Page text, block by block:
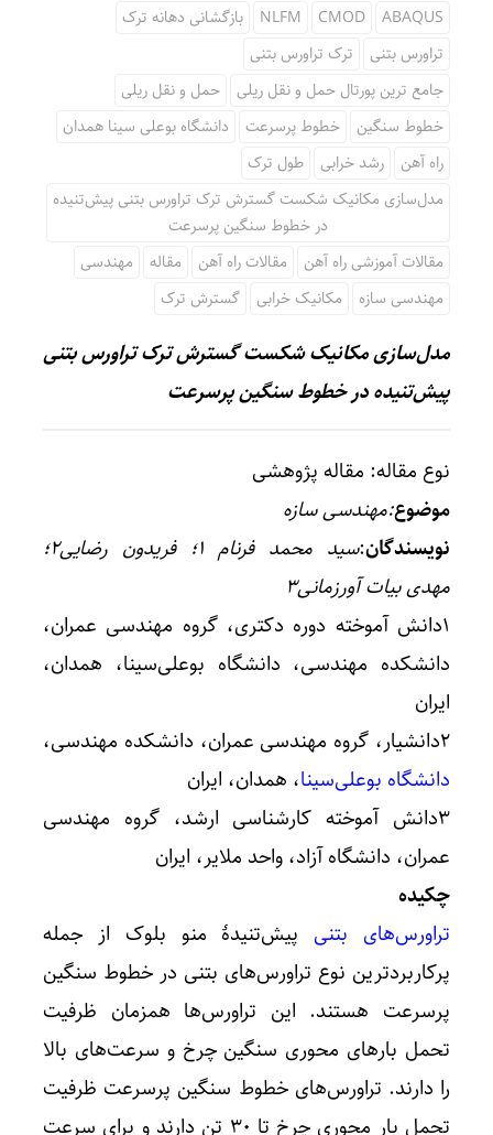
ABAQUS
CMOD
NLFM
بازگشانی دهانه ترک
تراورس بتنی
ترک تراورس بتنی
جامع ترین پورتال حمل و نقل ریلی
حمل و نقل ریلی
خطوط سنگین
خطوط پرسرعت
دانشگاه بوعلی سینا همدان
راه آهن
رشد خرابی
طول ترک
مدل‌سازی مکانیک شکست گسترش ترک تراورس بتنی پیش‌تنیده
در خطوط سنگین پرسرعت
مقالات آموزشی راه آهن
مقالات راه آهن مقاله
مهندسی
مهندسی سازه
مکانیک خرابی گسترش ترک
مدل‌سازی مکانیک شکست گسترش ترک تراورس بتنی
پیش‌تنیده در خطوط سنگین پرسرعت
نوع مقاله: مقاله پژوهشی
موضوع:مهندسی سازه
نویسندگان:
سید محمد فرنام ۱؛ فریدون رضایی۲؛
مهدی بیات آورزمانی۳
۱دانش آموخته دوره دکتری، گروه مهندسی عمران،
دانشکده مهندسی، دانشگاه بوعلی‌سینا، همدان،
ایران
۲دانشیار، گروه مهندسی عمران، دانشکده مهندسی،
دانشگاه بوعلی‌سینا، همدان، ایران
۳دانش آموخته کارشناسی ارشد، گروه مهندسی
عمران، دانشگاه آزاد، واحد ملایر، ایران
چکیده
تراورس‌های بتنی پیش‌تنیدۀ منو بلوک از جمله
پرکاربردترین نوع تراورس‌های بتنی در خطوط سنگین
پرسرعت هستند. این تراورس‌ها همزمان ظرفیت
تحمل بارهای محوری سنگین چرخ و سرعت‌های بالا
را دارند. تراورس‌های خطوط سنگین پرسرعت ظرفیت
تحمل بار محوری چرخ تا ۳۰ تن دارند و برای سرعت